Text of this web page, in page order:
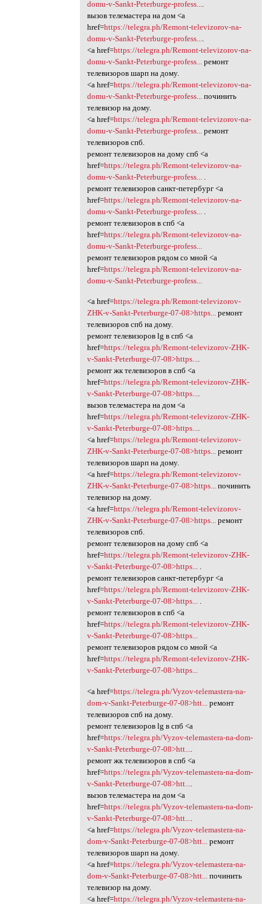
domu-v-Sankt-Peterburge-profess...
вызов телемастера на дом <a
href=https://telegra.ph/Remont-televizorov-na-
domu-v-Sankt-Peterburge-profess...
<a href=https://telegra.ph/Remont-televizorov-na-
domu-v-Sankt-Peterburge-profess...
ремонт
телевизоров шарп на дому.
<a href=https://telegra.ph/Remont-televizorov-na-
domu-v-Sankt-Peterburge-profess...
починить
телевизор на дому.
<a href=https://telegra.ph/Remont-televizorov-na-
domu-v-Sankt-Peterburge-profess...
ремонт
телевизоров спб.
ремонт телевизоров на дому спб <a
href=https://telegra.ph/Remont-televizorov-na-
domu-v-Sankt-Peterburge-profess...
ремонт телевизоров санкт-петербург <a
href=https://telegra.ph/Remont-televizorov-na-
domu-v-Sankt-Peterburge-profess...
ремонт телевизоров в спб <a
href=https://telegra.ph/Remont-televizorov-na-
domu-v-Sankt-Peterburge-profess...
ремонт телевизоров рядом со мной <a
href=https://telegra.ph/Remont-televizorov-na-
domu-v-Sankt-Peterburge-profess...
<a href=https://telegra.ph/Remont-televizorov-
ZHK-v-Sankt-Peterburge-07-08>https...ремонт
телевизоров спб на дому.
ремонт телевизоров lg в спб <a
href=https://telegra.ph/Remont-televizorov-ZHK-
v-Sankt-Peterburge-07-08>https....
ремонт жк телевизоров в спб <a
href=https://telegra.ph/Remont-televizorov-ZHK-
v-Sankt-Peterburge-07-08>https....
вызов телемастера на дом <a
href=https://telegra.ph/Remont-televizorov-ZHK-
v-Sankt-Peterburge-07-08>https....
<a href=https://telegra.ph/Remont-televizorov-
ZHK-v-Sankt-Peterburge-07-08>https...ремонт
телевизоров шарп на дому.
<a href=https://telegra.ph/Remont-televizorov-
ZHK-v-Sankt-Peterburge-07-08>https...починить
телевизор на дому.
<a href=https://telegra.ph/Remont-televizorov-
ZHK-v-Sankt-Peterburge-07-08>https...ремонт
телевизоров спб.
ремонт телевизоров на дому спб <a
href=https://telegra.ph/Remont-televizorov-ZHK-
v-Sankt-Peterburge-07-08>https....
ремонт телевизоров санкт-петербург <a
href=https://telegra.ph/Remont-televizorov-ZHK-
v-Sankt-Peterburge-07-08>https....
ремонт телевизоров в спб <a
href=https://telegra.ph/Remont-televizorov-ZHK-
v-Sankt-Peterburge-07-08>https...
ремонт телевизоров рядом со мной <a
href=https://telegra.ph/Remont-televizorov-ZHK-
v-Sankt-Peterburge-07-08>https...
<a href=https://telegra.ph/Vyzov-telemastera-na-
dom-v-Sankt-Peterburge-07-08>htt...
ремонт
телевизоров спб на дому.
ремонт телевизоров lg в спб <a
href=https://telegra.ph/Vyzov-telemastera-na-dom-
v-Sankt-Peterburge-07-08>htt...
ремонт жк телевизоров в спб <a
href=https://telegra.ph/Vyzov-telemastera-na-dom-
v-Sankt-Peterburge-07-08>htt...
вызов телемастера на дом <a
href=https://telegra.ph/Vyzov-telemastera-na-dom-
v-Sankt-Peterburge-07-08>htt...
<a href=https://telegra.ph/Vyzov-telemastera-na-
dom-v-Sankt-Peterburge-07-08>htt...
ремонт
телевизоров шарп на дому.
<a href=https://telegra.ph/Vyzov-telemastera-na-
dom-v-Sankt-Peterburge-07-08>htt...
починить
телевизор на дому.
<a href=https://telegra.ph/Vyzov-telemastera-na-